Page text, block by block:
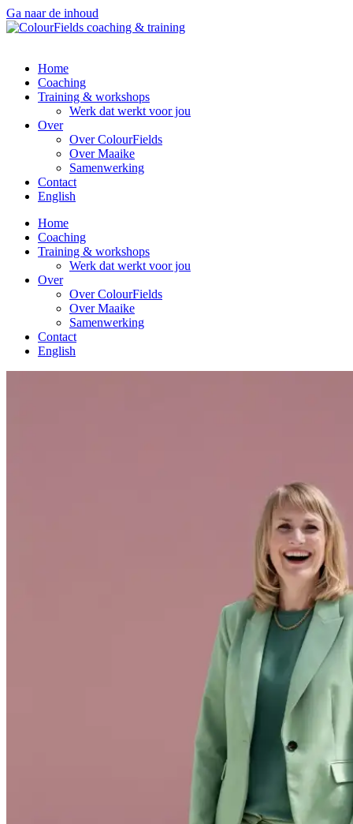
Ga naar de inhoud
Home
Coaching
Training & workshops
Werk dat werkt voor jou
Over
Over ColourFields
Over Maaike
Samenwerking
Contact
English
Home
Coaching
Training & workshops
Werk dat werkt voor jou
Over
Over ColourFields
Over Maaike
Samenwerking
Contact
English